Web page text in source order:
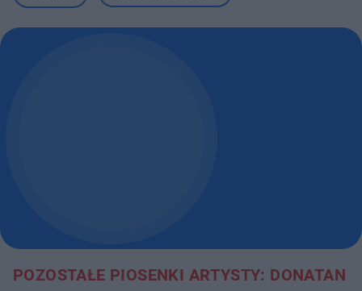
POZOSTAŁE PIOSENKI ARTYSTY: DONATAN